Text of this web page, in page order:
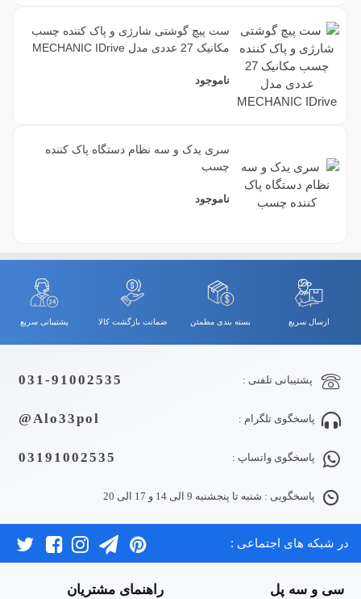
ست پیچ گوشتی شارژی و پاک کننده چسب
مکانیک 27 عددی مدل MECHANIC IDrive
ناموجود
سری یدک و سه نظام دستگاه پاک کننده
چسب
ناموجود
ارسال سریع بسته بندی مطمئن ضمانت بازگشت کالا پشتیبانی سریع
پشتیبانی تلفنی : 031-91002535
پاسخگوی تلگرام : Alo33pol@
پاسخگوی واتساپ : 03191002535
پاسخگویی : شنبه تا پنجشنبه 9 الی 14 و 17 الی 20
در شبکه های اجتماعی :
سی و سه پل راهنمای مشتریان